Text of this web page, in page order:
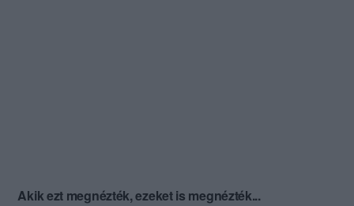
Akik ezt megnézték, ezeket is megnézték...